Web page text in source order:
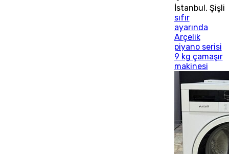
İstanbul , Şişli
sıfır
ayarında
Arçelik
piyano serisi
9 kg çamaşır
makinesi